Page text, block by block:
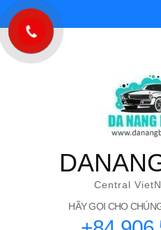
Skip
to
content
(Press
Central
HÃY GỌI CHO